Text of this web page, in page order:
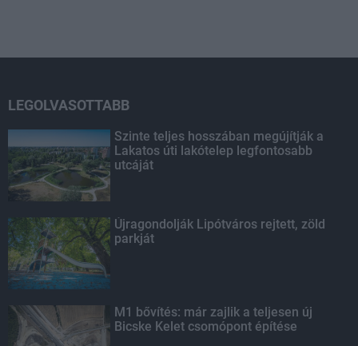
LEGOLVASOTTABB
Szinte teljes hosszában megújítják a
Lakatos úti lakótelep legfontosabb
utcáját
Újragondolják Lipótváros rejtett, zöld
parkját
M1 bővítés: már zajlik a teljesen új
Bicske Kelet csomópont építése